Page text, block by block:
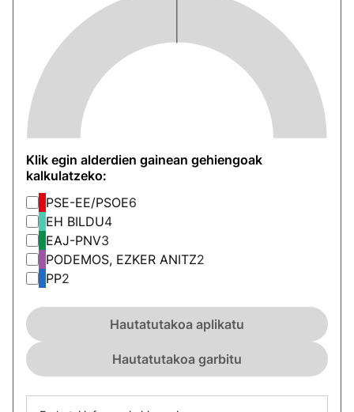
Klik egin alderdien gainean gehiengoak
kalkulatzeko:
PSE-EE/PSOE6
EH BILDU4
EAJ-PNV3
PODEMOS, EZKER ANITZ2
PP2
Hautatutakoa aplikatu
Hautatutakoa garbitu